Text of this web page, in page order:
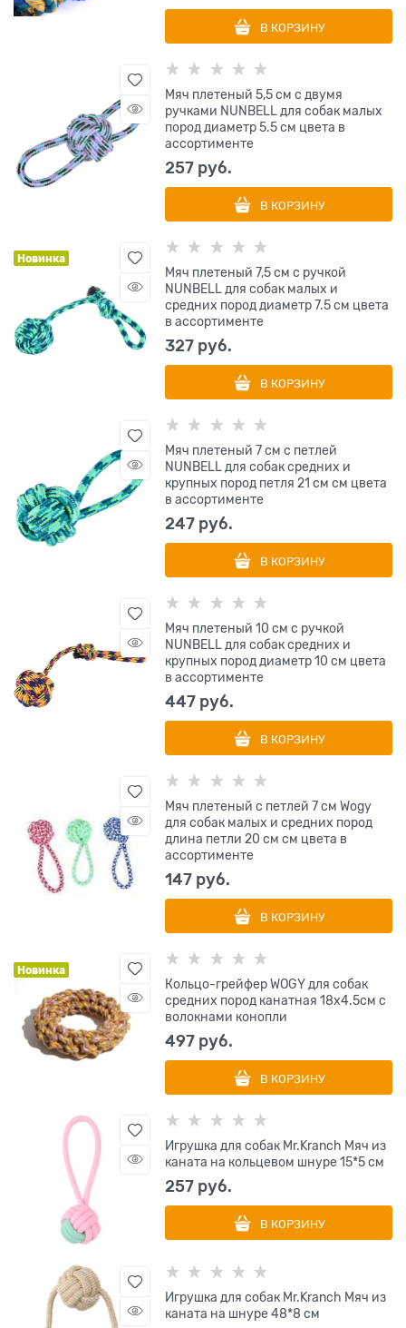
В КОРЗИНУ
Мяч плетеный 5,5 см с двумя
ручками NUNBELL для собак малых
пород диаметр 5.5 см цвета в
ассортименте
257 руб.
В КОРЗИНУ
Новинка
Мяч плетеный 7,5 см с ручкой
NUNBELL для собак малых и
средних пород диаметр 7.5 см цвета
в ассортименте
327 руб.
В КОРЗИНУ
Мяч плетеный 7 см с петлей
NUNBELL для собак средних и
крупных пород петля 21 см см цвета
в ассортименте
247 руб.
В КОРЗИНУ
Мяч плетеный 10 см с ручкой
NUNBELL для собак средних и
крупных пород диаметр 10 см цвета
в ассортименте
447 руб.
В КОРЗИНУ
Мяч плетеный с петлей 7 см Wogy
для собак малых и средних пород
длина петли 20 см см цвета в
ассортименте
147 руб.
В КОРЗИНУ
Новинка
Кольцо-грейфер WOGY для собак
средних пород канатная 18х4.5см с
волокнами конопли
497 руб.
В КОРЗИНУ
Игрушка для собак Mr.Kranch Мяч из
каната на кольцевом шнуре 15*5 см
257 руб.
В КОРЗИНУ
Игрушка для собак Mr.Kranch Мяч из
каната на шнуре 48*8 см